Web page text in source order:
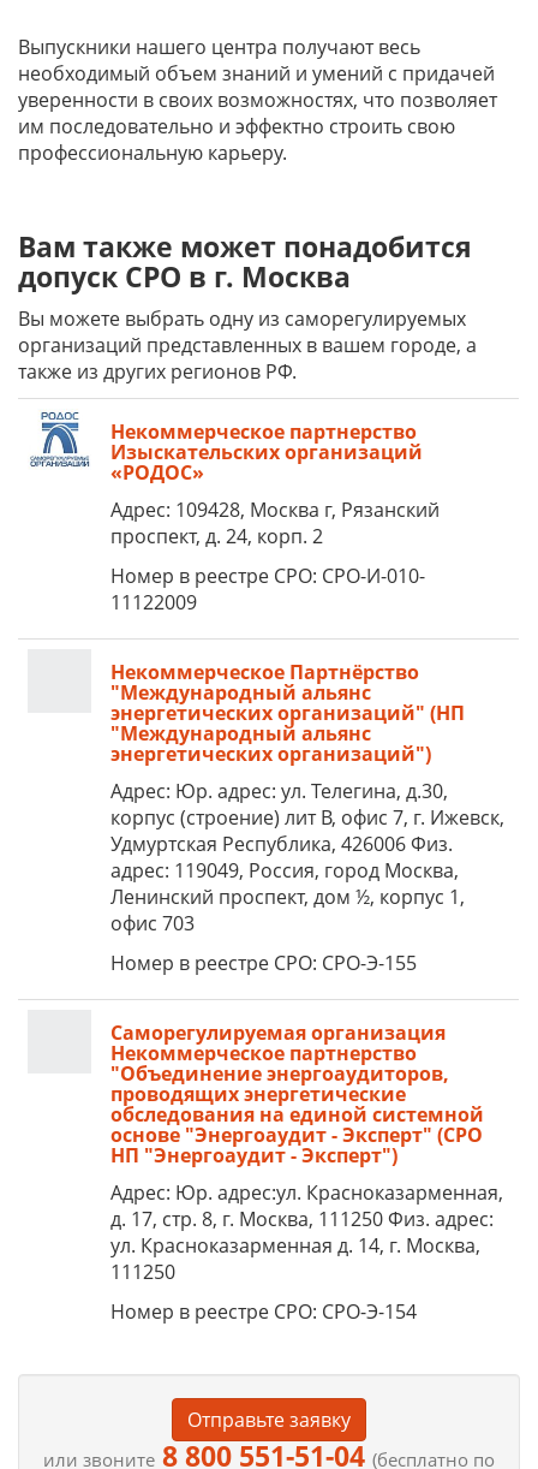
Выпускники нашего центра получают весь
необходимый объем знаний и умений с придачей
уверенности в своих возможностях, что позволяет
им последовательно и эффектно строить свою
профессиональную карьеру.
Вам также может понадобится
допуск СРО в г. Москва
Вы можете выбрать одну из саморегулируемых
организаций представленных в вашем городе, а
также из других регионов РФ.
Некоммерческое партнерство
Изыскательских организаций
«РОДОС»
Адрес: 109428, Москва г, Рязанский
проспект, д. 24, корп. 2
Номер в реестре СРО: СРО-И-010-
11122009
Некоммерческое Партнёрство
"Международный альянс
энергетических организаций" (НП
"Международный альянс
энергетических организаций")
Адрес: Юр. адрес: ул. Телегина, д.30,
корпус (строение) лит В, офис 7, г. Ижевск,
Удмуртская Республика, 426006 Физ.
адрес: 119049, Россия, город Москва,
Ленинский проспект, дом ½, корпус 1,
офис 703
Номер в реестре СРО: СРО-Э-155
Саморегулируемая организация
Некоммерческое партнерство
"Объединение энергоаудиторов,
проводящих энергетические
обследования на единой системной
основе "Энергоаудит - Эксперт" (СРО
НП "Энергоаудит - Эксперт")
Адрес: Юр. адрес:ул. Красноказарменная,
д. 17, стр. 8, г. Москва, 111250 Физ. адрес:
ул. Красноказарменная д. 14, г. Москва,
111250
Номер в реестре СРО: СРО-Э-154
Отправьте заявку
или звоните 8 800 551-51-04 (бесплатно по